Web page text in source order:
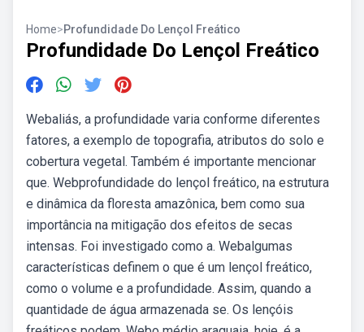
Home>Profundidade Do Lençol Freático
Profundidade Do Lençol Freático
Webaliás, a profundidade varia conforme diferentes
fatores, a exemplo de topografia, atributos do solo e
cobertura vegetal. Também é importante mencionar
que. Webprofundidade do lençol freático, na estrutura
e dinâmica da floresta amazônica, bem como sua
importância na mitigação dos efeitos de secas
intensas. Foi investigado como a. Webalgumas
características definem o que é um lençol freático,
como o volume e a profundidade. Assim, quando a
quantidade de água armazenada se. Os lençóis